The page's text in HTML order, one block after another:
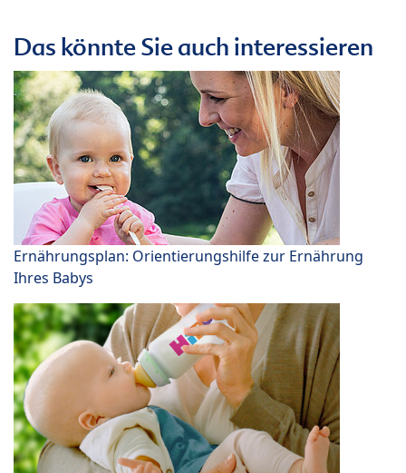
Das könnte Sie auch interessieren
Ernährungsplan: Orientierungshilfe zur Ernährung
Ihres Babys